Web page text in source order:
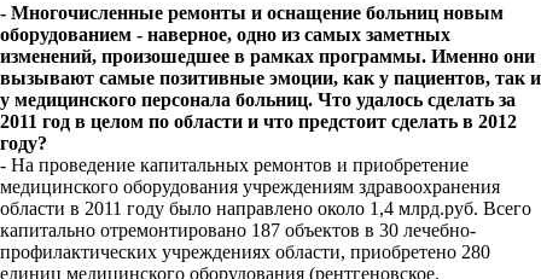
- Многочисленные ремонты и оснащение больниц новым
оборудованием - наверное, одно из самых заметных
изменений, произошедшее в рамках программы. Именно они
вызывают самые позитивные эмоции, как у пациентов, так и
у медицинского персонала больниц. Что удалось сделать за
2011 год в целом по области и что предстоит сделать в 2012
году?
- На проведение капитальных ремонтов и приобретение
медицинского оборудования учреждениям здравоохранения
области в 2011 году было направлено около 1,4 млрд.руб. Всего
капитально отремонтировано 187 объектов в 30 лечебно-
профилактических учреждениях области, приобретено 280
единиц медицинского оборудования (рентгеновское,